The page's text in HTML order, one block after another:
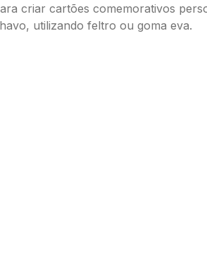
criar cartões comemorativos
utilizando feltro ou goma eva.